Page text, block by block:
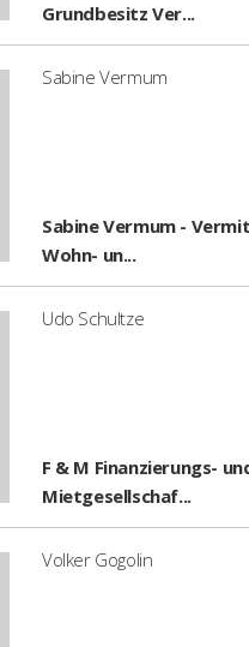
Grundbesitz Ver...
Sabine Vermum
Sabine Vermum -
Wohn- un...
Udo Schultze
F & M Finanzierungs-
Mietgesellschaf...
Volker Gogolin